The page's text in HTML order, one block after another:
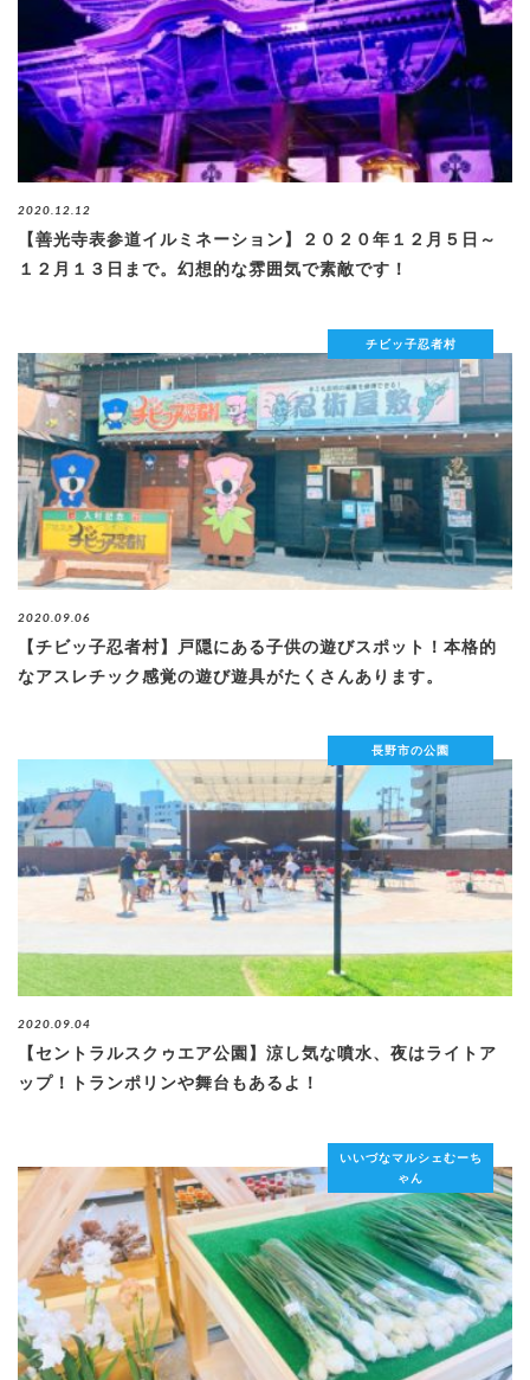
2020.12.12
【善光寺表参道イルミネーション】２０２０年１２月５日～
１２月１３日まで。幻想的な雰囲気で素敵です！
チビッ子忍者村
2020.09.06
【チビッ子忍者村】戸隠にある子供の遊びスポット！本格的
なアスレチック感覚の遊び遊具がたくさんあります。
長野市の公園
2020.09.04
【セントラルスクゥエア公園】涼し気な噴水、夜はライトア
ップ！トランポリンや舞台もあるよ！
いいづなマルシェむーち
ゃん